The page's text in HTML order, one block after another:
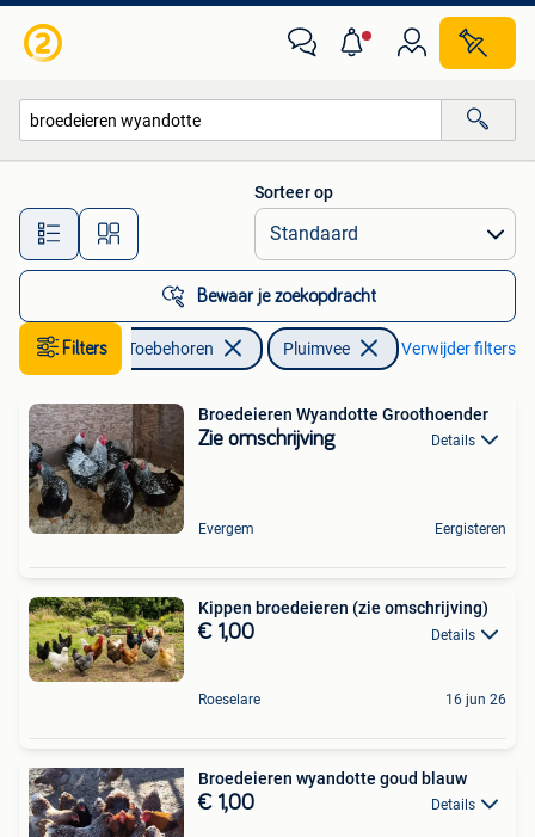
Alle afstanden…
Sorteer op
Bewaar je zoekopdracht
Filters
Dieren en Toebehoren Pluimvee Verwijder filters
Broedeieren Wyandotte Groothoender
Zie omschrijving Details
Evergem Eergisteren
Kippen broedeieren (zie omschrijving)
€ 1,00 Details
Roeselare 16 jun 26
Broedeieren wyandotte goud blauw
€ 1,00 Details